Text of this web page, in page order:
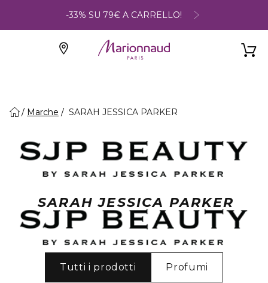
-33% SU 79€ A CARRELLO!
Marche SARAH JESSICA PARKER
SARAH JESSICA PARKER
Tutti i prodotti Profumi